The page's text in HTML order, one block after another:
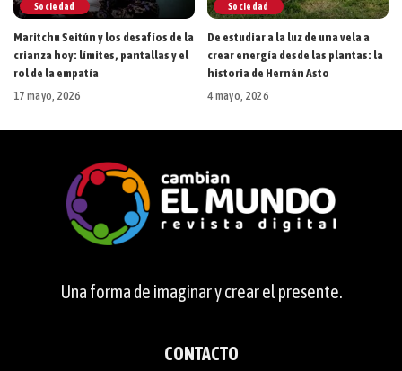
Sociedad
Maritchu Seitún y los desafíos de la
crianza hoy: límites, pantallas y el
rol de la empatía
17 mayo, 2026
Sociedad
De estudiar a la luz de una vela a
crear energía desde las plantas: la
historia de Hernán Asto
4 mayo, 2026
Una forma de imaginar y crear el presente.
CONTACTO